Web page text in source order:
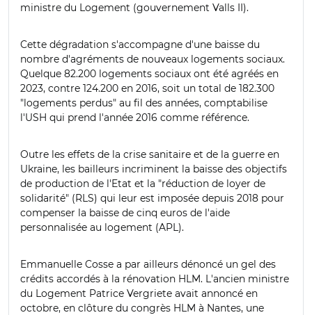
ministre du Logement (gouvernement Valls II).
Cette dégradation s'accompagne d'une baisse du
nombre d'agréments de nouveaux logements sociaux.
Quelque 82.200 logements sociaux ont été agréés en
2023, contre 124.200 en 2016, soit un total de 182.300
"logements perdus" au fil des années, comptabilise
l'USH qui prend l'année 2016 comme référence.
Outre les effets de la crise sanitaire et de la guerre en
Ukraine, les bailleurs incriminent la baisse des objectifs
de production de l'Etat et la "réduction de loyer de
solidarité" (RLS) qui leur est imposée depuis 2018 pour
compenser la baisse de cinq euros de l'aide
personnalisée au logement (APL).
Emmanuelle Cosse a par ailleurs dénoncé un gel des
crédits accordés à la rénovation HLM. L'ancien ministre
du Logement Patrice Vergriete avait annoncé en
octobre, en clôture du congrès HLM à Nantes, une